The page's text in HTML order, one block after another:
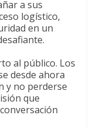
a sus
logístico,
en un
al público. Los
desde ahora
y no perderse
que